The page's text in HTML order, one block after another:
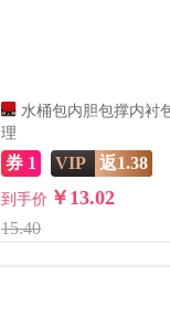
水桶包内胆包撑内衬
理
券 1 VIP 返1.38
到手价 ￥13.02
15.40